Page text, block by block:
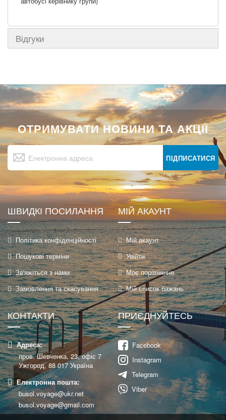
Відгуки
ОТРИМУВАТИ НОВИНИ ТА АКЦІЇ
Підпишіться
на
нашу
розсилку
новин:
ПІДПИСАТИСЯ
ШВИДКІ ПОСИЛАННЯ
Політика конфіденційності
Пошукові терміни
Зв'яжіться з нами
Замовлення та скасування
МІЙ АКАУНТ
Мій акаунт
Увійти
Моє порівняння
Мій список бажань
КОНТАКТИ
Адреса:
пров. Шевченка, 23, офіс 7
Ужгород, 88 017 Україна
Електронна пошта:
busol.voyage@ukr.net
busol.voyage@gmail.com
ПРИЄДНУЙТЕСЬ
Facebook
Instagram
Telegram
Viber